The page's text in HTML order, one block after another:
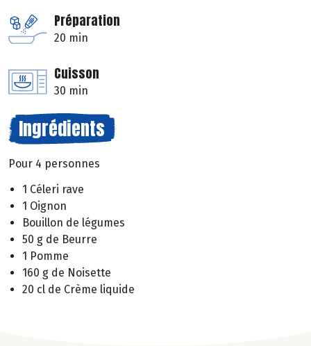
Préparation
20 min
Cuisson
30 min
Ingrédients
Pour 4 personnes
1 Céleri rave
1 Oignon
Bouillon de légumes
50 g de Beurre
1 Pomme
160 g de Noisette
20 cl de Crème liquide